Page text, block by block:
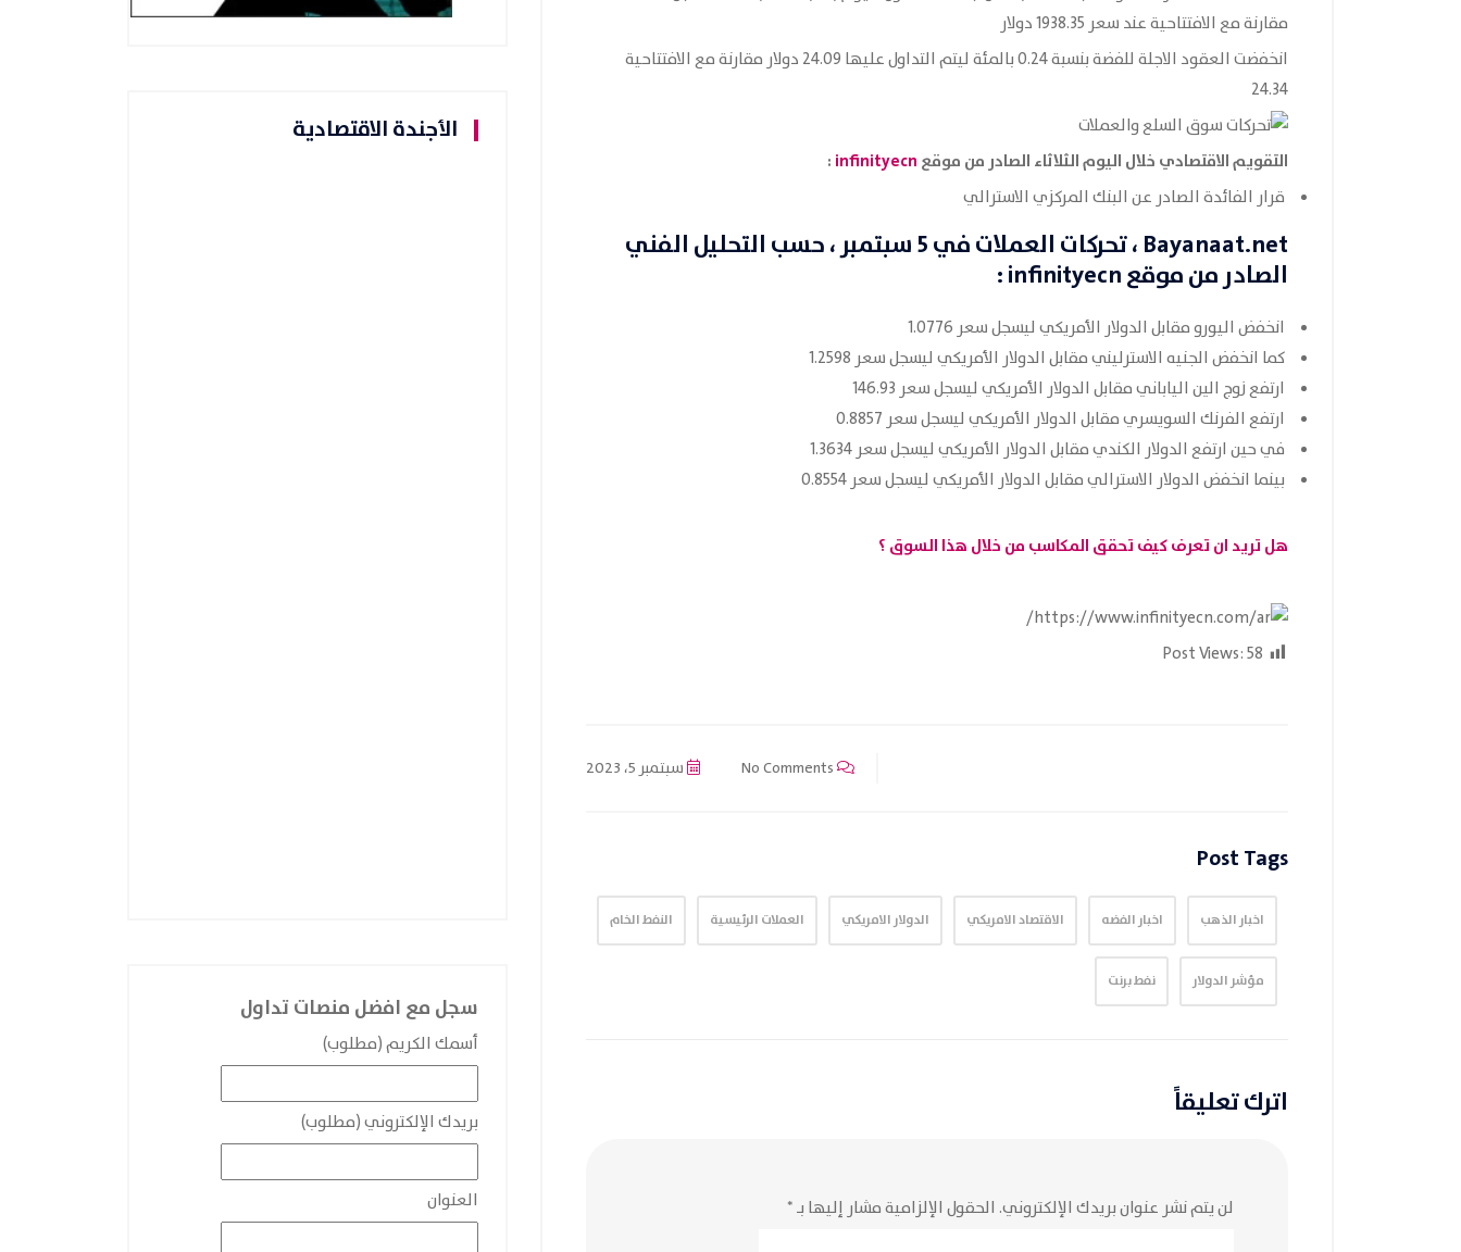
مقارنة مع الافتتاحية عند سعر 1938.35 دولار
انخفضت العقود الاجلة للفضة بنسبة 0.24 بالمئة ليتم التداول عليها 24.09 دولار مقارنة مع الافتتاحية
24.34
التقويم الاقتصادي خلال اليوم الثلاثاء الصادر من موقع infinityecn
:
قرار الفائدة الصادر عن البنك المركزي الاسترالي
Bayanaat.net، تحركات العملات في 5 سبتمبر ، حسب التحليل الفني
الصادر من موقعinfinityecn
:
انخفض اليورو مقابل الدولار الأمريكي ليسجل سعر 1.0776
كما انخفض الجنيه الاسترليني مقابل الدولار الأمريكي ليسجل سعر 1.2598
ارتفع زوج الين الياباني مقابل الدولار الأمريكي ليسجل سعر 146.93
ارتفع الفرنك السويسري مقابل الدولار الأمريكي ليسجل سعر 0.8857
في حين ارتفع الدولار الكندي مقابل الدولار الأمريكي ليسجل سعر 1.3634
بينما انخفض الدولار الاسترالي مقابل الدولار الأمريكي ليسجل سعر 0.8554
هل تريد ان تعرف كيف تحقق المكاسب من خلال هذا السوق ؟
Post Views:58
سبتمبر 5، 2023
Post Tags
اخبار الذهب اخبار الفضه الاقتصاد الامريكي الدولار الامريكي العملات الرئيسية النفط الخام
مؤشر الدولار نفط برنت
اترك تعليقاً
لن يتم نشر عنوان بريدك الإلكتروني. الحقول الإلزامية مشار إليها بـ*
الأجندة الاقتصادية
سجل مع افضل منصات تداول
أسمك الكريم (مطلوب)
بريدك الإلكتروني (مطلوب)
العنوان